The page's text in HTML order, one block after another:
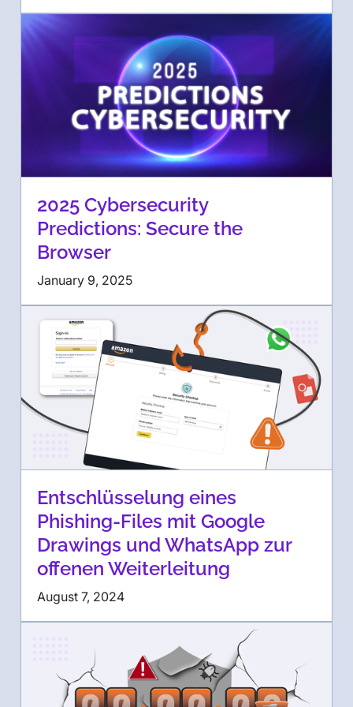
2025 Cybersecurity
Predictions: Secure the
Browser
January 9, 2025
Entschlüsselung eines
Phishing-Files mit Google
Drawings und WhatsApp zur
offenen Weiterleitung
August 7, 2024